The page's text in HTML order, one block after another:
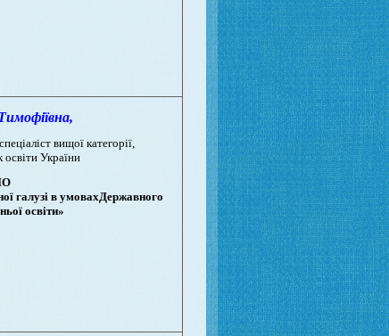
вищої категорії,
освіти України
галузі в умовахДержавного
освіти»